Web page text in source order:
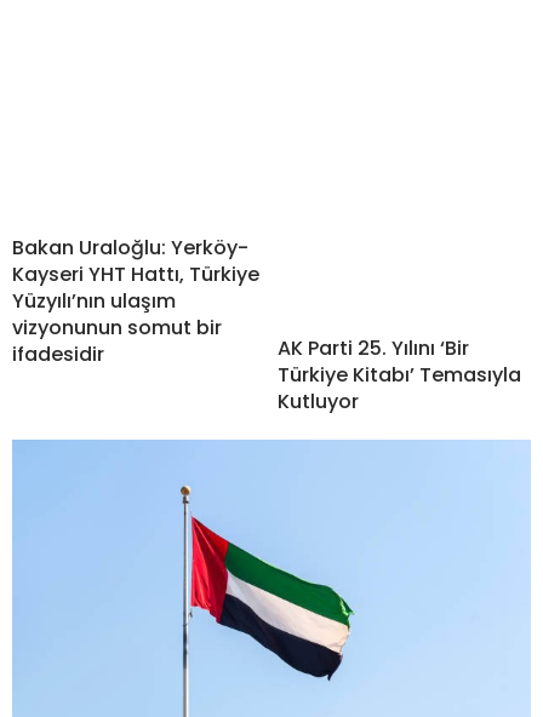
Bakan Uraloğlu: Yerköy-
Kayseri YHT Hattı, Türkiye
Yüzyılı’nın ulaşım
vizyonunun somut bir
ifadesidir
AK Parti 25. Yılını ‘Bir
Türkiye Kitabı’ Temasıyla
Kutluyor